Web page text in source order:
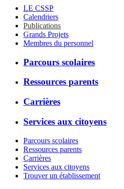
LE CSSP
Calendriers
Publications
Grands Projets
Membres du personnel
Parcours scolaires
Ressources parents
Carrières
Services aux citoyens
Parcours scolaires
Ressources parents
Carrières
Services aux citoyens
Trouver un établissement